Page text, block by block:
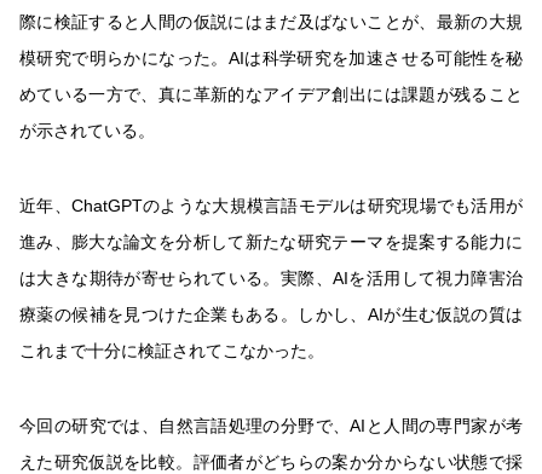
際に検証すると人間の仮説にはまだ及ばないことが、最新の大規
模研究で明らかになった。AIは科学研究を加速させる可能性を秘
めている一方で、真に革新的なアイデア創出には課題が残ること
が示されている。
近年、ChatGPTのような大規模言語モデルは研究現場でも活用が
進み、膨大な論文を分析して新たな研究テーマを提案する能力に
は大きな期待が寄せられている。実際、AIを活用して視力障害治
療薬の候補を見つけた企業もある。しかし、AIが生む仮説の質は
これまで十分に検証されてこなかった。
今回の研究では、自然言語処理の分野で、AIと人間の専門家が考
えた研究仮説を比較。評価者がどちらの案か分からない状態で採